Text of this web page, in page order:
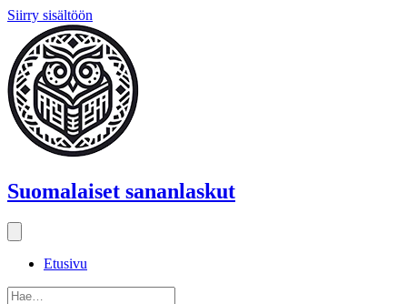
Siirry sisältöön
Suomalaiset sananlaskut
Etusivu